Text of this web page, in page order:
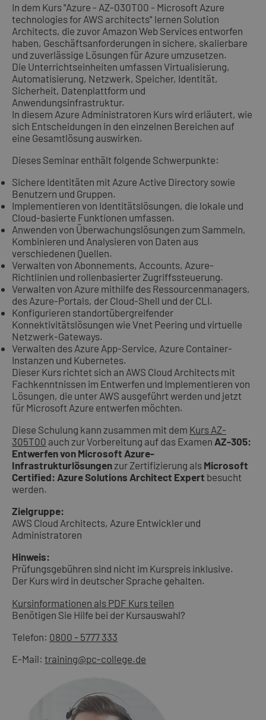
In dem Kurs "Azure - AZ-030T00 - Microsoft Azure
technologies for AWS architects" lernen Solution
Architects, die zuvor Amazon Web Services entworfen
haben, Geschäftsanforderungen in sichere, skalierbare
und zuverlässige Lösungen für Azure umzusetzen.
Die Unterrichtseinheiten umfassen Virtualisierung,
Automatisierung, Netzwerk, Speicher, Identität,
Sicherheit, Datenplattform und
Anwendungsinfrastruktur.
In diesem Azure Administratoren Kurs wird erläutert, wie
sich Entscheidungen in den einzelnen Bereichen auf
eine Gesamtlösung auswirken.
Dieses Seminar enthält folgende Schwerpunkte:
Sichere Identitäten mit Azure Active Directory sowie
Benutzern und Gruppen.
Implementieren von Identitätslösungen, die lokale und
Cloud-basierte Funktionen umfassen.
Anwenden von Überwachungslösungen zum Sammeln,
Kombinieren und Analysieren von Daten aus
verschiedenen Quellen.
Verwalten von Abonnements, Accounts, Azure-
Richtlinien und rollenbasierter Zugriffssteuerung.
Verwalten von Azure mithilfe des Ressourcenmanagers,
des Azure-Portals, der Cloud-Shell und der CLI.
Konfigurieren standortübergreifender
Konnektivitätslösungen wie Vnet Peering und virtuelle
Netzwerk-Gateways.
Verwalten des Azure App-Service, Azure Container-
Instanzen und Kubernetes.
Dieser Kurs richtet sich an AWS Cloud Architects mit
Fachkenntnissen im Entwerfen und Implementieren von
Lösungen, die unter AWS ausgeführt werden und jetzt
für Microsoft Azure entwerfen möchten.
Diese Schulung kann zusammen mit dem Kurs AZ-
305T00 auch zur Vorbereitung auf das Examen AZ-305:
Entwerfen von Microsoft Azure-
Infrastrukturlösungenzur Zertifizierung als Microsoft
Certified: Azure Solutions Architect Expert besucht
werden.
Zielgruppe:
AWS Cloud Architects, Azure Entwickler und
Administratoren
Hinweis:
Prüfungsgebühren sind nicht im Kurspreis inklusive.
Der Kurs wird in deutscher Sprache gehalten.
Kursinformationen als PDF Kurs teilen
Benötigen Sie Hilfe bei der Kursauswahl?
Telefon: 0800 - 5777 333
E-Mail: training@pc-college.de